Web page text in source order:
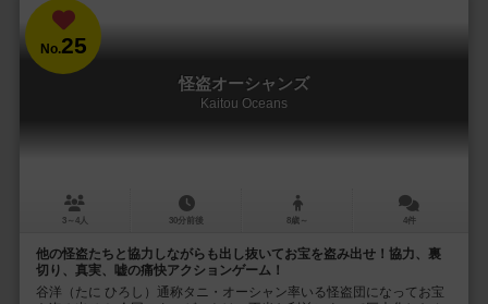
No.25
怪盗オーシャンズ
Kaitou Oceans
3～4人 30分前後 8歳～ 4件
他の怪盗たちと協力しながらも出し抜いてお宝を盗み出せ！協力、裏
切り、真実、嘘の痛快アクションゲーム！
谷洋（たに ひろし）通称タニ・オーシャン率いる怪盗団になってお宝